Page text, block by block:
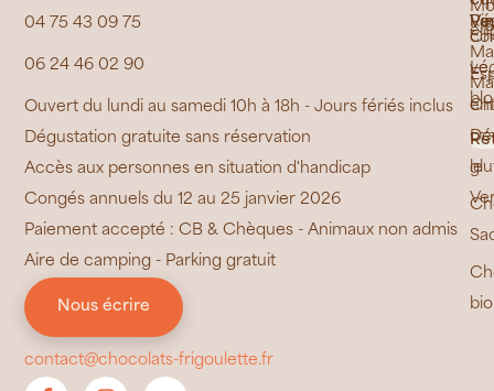
04 75 43 09 75
06 24 46 02 90
Ouvert du lundi au samedi 10h à 18h - Jours fériés inclus
Dégustation gratuite sans réservation
Accès aux personnes en situation d'handicap
Congés annuels du 12 au 25 janvier 2026
Paiement accepté : CB & Chèques - Animaux non admis
Aire de camping - Parking gratuit
Nous écrire
contact@chocolats-frigoulette.fr
bio
Le
le